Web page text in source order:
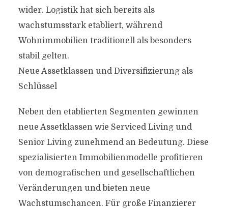
wider. Logistik hat sich bereits als
wachstumsstark etabliert, während
Wohnimmobilien traditionell als besonders
stabil gelten.
Neue Assetklassen und Diversifizierung als
Schlüssel
Neben den etablierten Segmenten gewinnen
neue Assetklassen wie Serviced Living und
Senior Living zunehmend an Bedeutung. Diese
spezialisierten Immobilienmodelle profitieren
von demografischen und gesellschaftlichen
Veränderungen und bieten neue
Wachstumschancen. Für große Finanzierer